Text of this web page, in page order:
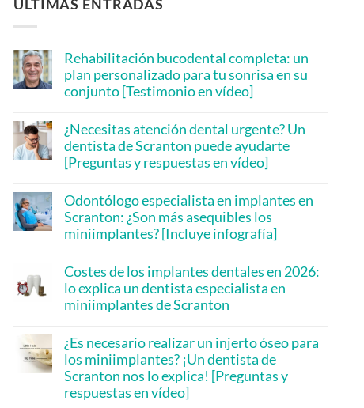
ÚLTIMAS ENTRADAS
Rehabilitación bucodental completa: un
plan personalizado para tu sonrisa en su
conjunto [Testimonio en vídeo]
comentarios
en
Full
Mouth
Rehabilitation:
Personalized
Plan
for
Your
Whole
Testimonial]
¿Necesitas atención dental urgente? Un
dentista de Scranton puede ayudarte
[Preguntas y respuestas en vídeo]
comentarios
en
Need
Urgent
A
Scranton
Dentist
Can
Help
Odontólogo especialista en implantes en
Scranton: ¿Son más asequibles los
miniimplantes? [Incluye infografía]
comentarios
en
Implant
Dentist
Are
Mini
Implants
More
Affordable?
[Infographic
Costes de los implantes dentales en 2026:
lo explica un dentista especialista en
miniimplantes de Scranton
comentarios
en
Dental
Implant
in
¿Es necesario realizar un injerto óseo para
los miniimplantes? ¡Un dentista de
Scranton nos lo explica! [Preguntas y
respuestas en vídeo]